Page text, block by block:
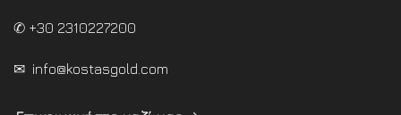
✆ +30 2310227200
✉ info@kostasgold.com